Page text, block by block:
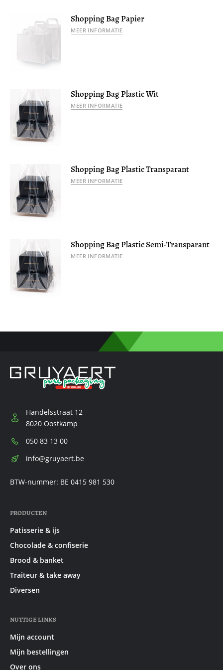
Shopping Bag Papier
MEER INFORMATIE
Shopping Bag Plastic Wit
MEER INFORMATIE
Shopping Bag Plastic Transparant
MEER INFORMATIE
Shopping Bag Plastic Semi-Transparant
MEER INFORMATIE
Handelsstraat 12
8020 Oostkamp
Telefoon:
050 83 13 00
E-
info@gruyaert.be
BTW-nummer: BE 0415 981 530
PRODUCTEN
Patisserie & ijs
Chocolade & confiserie
Brood & banket
Traiteur & take away
Diversen
NUTTIGE LINKS
Mijn account
Mijn bestellingen
Over ons